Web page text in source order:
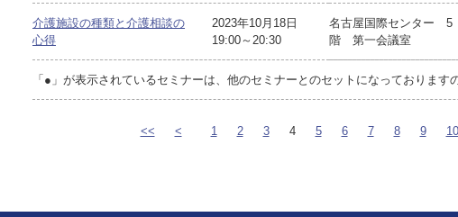
「●」が表示されているセミナーは、他のセミナーとのセットになっております
介護施設の種類と介護相談の
心得
2023年10月18日
19:00～20:30
名古屋国際センター 5
階 第一会議室
<< < 1 2 3 4 5 6 7 8 9 10